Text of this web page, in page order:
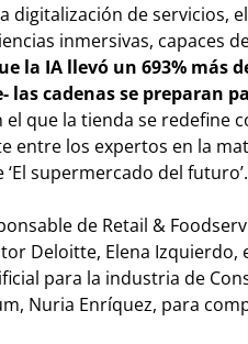
digitalización de servicios,
inmersivas, capaces
la IA llevó un 693% más
cadenas se preparan
el que la tienda se redefine
entre los expertos en la
supermercado del futuro’.
de Retail &
Deloitte, Elena Izquierdo,
para la industria de
Nuria Enríquez, para